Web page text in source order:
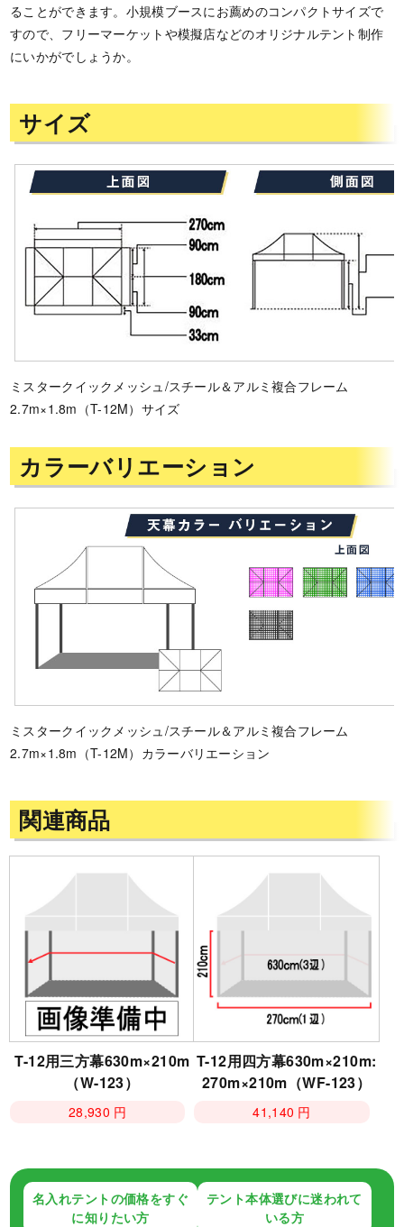
ることができます。小規模ブースにお薦めのコンパクトサイズで
すので、フリーマーケットや模擬店などのオリジナルテント制作
にいかがでしょうか。
サイズ
ミスタークイックメッシュ/スチール＆アルミ複合フレーム
2.7m×1.8m（T-12M）サイズ
カラーバリエーション
ミスタークイックメッシュ/スチール＆アルミ複合フレーム
2.7m×1.8m（T-12M）カラーバリエーション
関連商品
T-12用三方幕630m×210m
（W-123）
28,930 円
T-12用四方幕630m×210m:
270m×210m（WF-123）
41,140 円
名入れテントの価格をすぐ
に知りたい方
テント本体選びに迷われて
いる方